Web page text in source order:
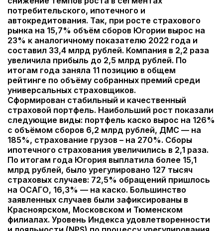
потребительского, ипотечного и
автокредитования. Так, при росте страхового
рынка на 15,7% объём сборов Югории вырос на
23% к аналогичному показателю 2022 года и
составил 33,4 млрд рублей. Компания в 2,2 раза
увеличила прибыль до 2,5 млрд рублей. По
итогам года заняла 11 позицию в общем
рейтинге по объёму собранных премий среди
универсальных страховщиков.
Сформирован стабильный и качественный
страховой портфель. Наибольший рост показали
следующие виды: портфель каско вырос на 126%
с объёмом сборов 6,2 млрд рублей, ДМС — на
185%, страхование грузов – на 270%. Сборы
ипотечного страхования увеличились в 2,1 раза.
По итогам года Югория выплатила более 15,1
млрд рублей, было урегулировано 127 тысяч
страховых случаев: 72,5% обращений пришлось
на ОСАГО, 16,3% — на каско. Большинство
заявленных случаев были зафиксированы в
Красноярском, Московском и Тюменском
филиалах. Уровень Индекса удовлетворенности